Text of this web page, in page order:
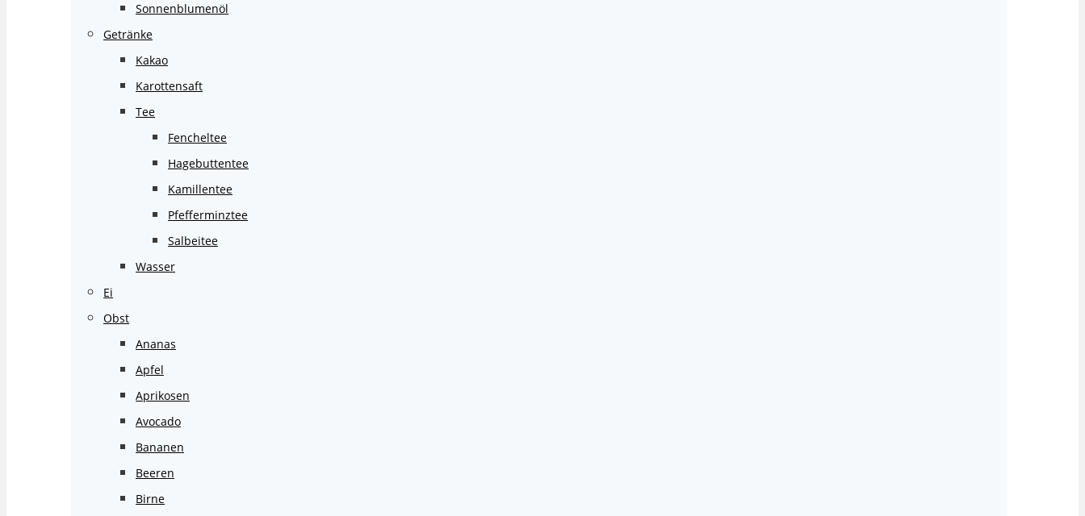
Sonnenblumenöl
Getränke
Kakao
Karottensaft
Tee
Fencheltee
Hagebuttentee
Kamillentee
Pfefferminztee
Salbeitee
Wasser
Ei
Obst
Ananas
Apfel
Aprikosen
Avocado
Bananen
Beeren
Birne